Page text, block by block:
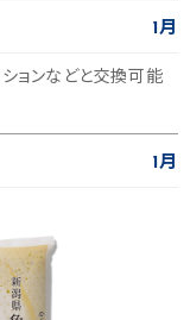
1月
ションなどと交換可能
1月